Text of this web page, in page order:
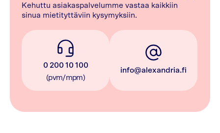
Kehuttu asiakaspalvelumme vastaa kaikkiin
sinua mietityttäviin kysymyksiin.
0 200 10 100
(pvm/mpm)
info@alexandria.fi